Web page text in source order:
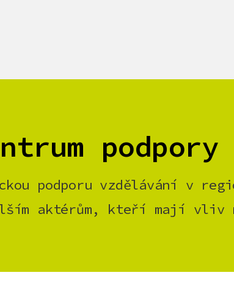
podporu vzdělávání v
aktérům, kteří mají vliv